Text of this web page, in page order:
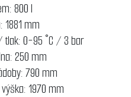
800 l
1881 mm
tlak: 0-95 °C / 3 bar
250 mm
790 mm
1970 mm